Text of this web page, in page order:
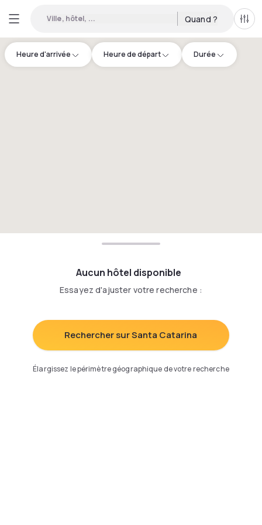
Ville, hôtel, ... Quand ?
Heure d'arrivée Heure de départ Durée
Aucun hôtel disponible
Essayez d'ajuster votre recherche :
Rechercher sur Santa Catarina
Élargissez le périmètre géographique de votre recherche